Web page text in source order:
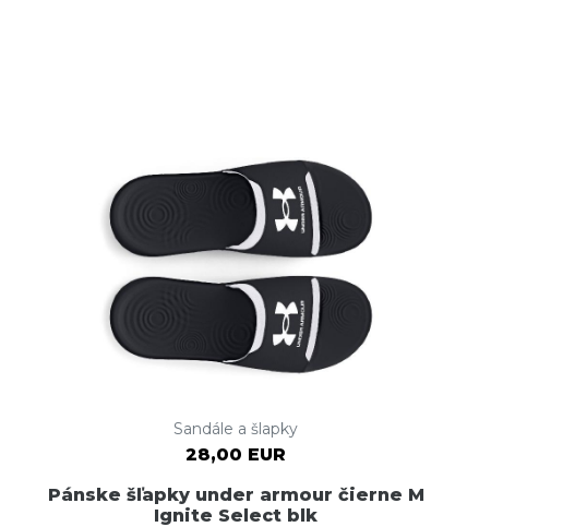
Sandále a šlapky
28,00 EUR
Pánske šľapky under armour čierne M
Ignite Select blk